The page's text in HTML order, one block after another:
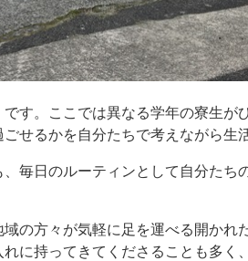
す。ここでは異なる学年の寮生が
せるかを自分たちで考えながら生
毎日のルーティンとして自分たち
の方々が気軽に足を運べる開かれ
に持ってきてくださることも多く